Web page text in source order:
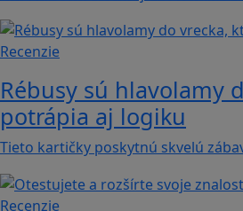
Recenzie
Rébusy sú hlavolamy
potrápia aj logiku
Tieto kartičky poskytnú skvelú
Recenzie